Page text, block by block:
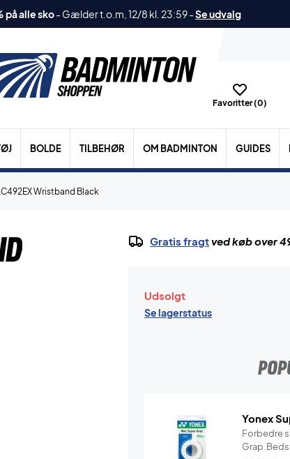
på alle sko- Gælder t.o.m, 12/8 kl. 23:59-Se udvalg
Favoritter (0)
BOLDE TILBEHØR OM BADMINTON GUIDES
Wristband Black
Gratis fragtved køb over
Udsolgt
Se lagerstatus
Yonex
Forbedre